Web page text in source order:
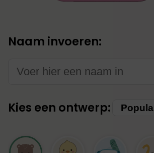
Naam invoeren:
Kies een ontwerp: Kies